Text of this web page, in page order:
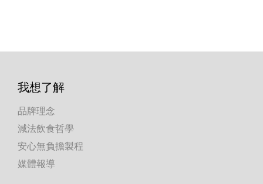
我想了解
品牌理念
減法飲食哲學
安心無負擔製程
媒體報導